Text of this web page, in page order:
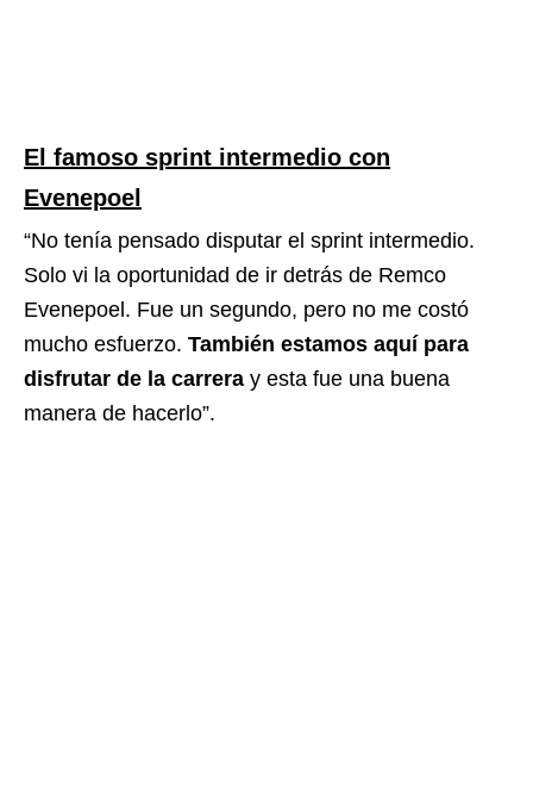
El famoso sprint intermedio con
Evenepoel
“No tenía pensado disputar el sprint intermedio.
Solo vi la oportunidad de ir detrás de Remco
Evenepoel. Fue un segundo, pero no me costó
mucho esfuerzo. También estamos aquí para
disfrutar de la carrera y esta fue una buena
manera de hacerlo”.